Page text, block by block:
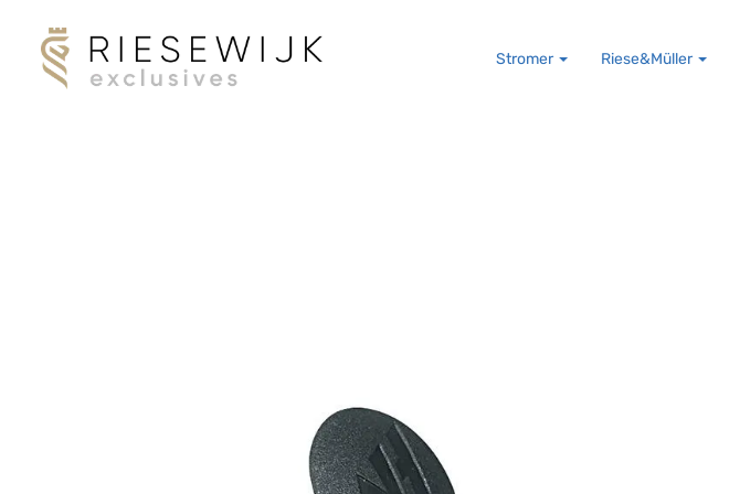
Stromer Riese&Müller